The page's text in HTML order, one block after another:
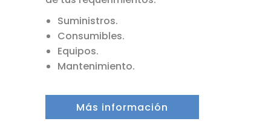
Suministros.
Consumibles.
Equipos.
Mantenimiento.
Más información